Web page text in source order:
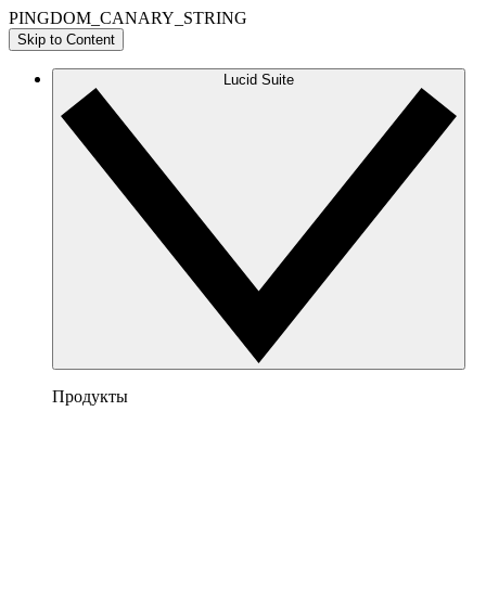
PINGDOM_CANARY_STRING
Skip to Content
Lucid Suite
Продукты